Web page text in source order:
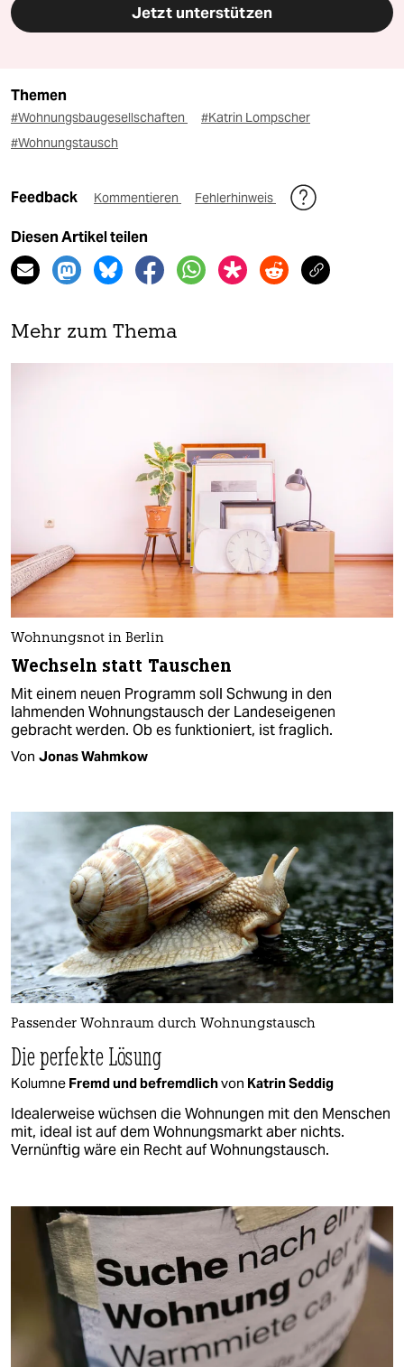
Jetzt unterstützen
Themen
#Wohnungsbaugesellschaften
#Katrin Lompscher
#Wohnungstausch
Feedback Kommentieren Fehlerhinweis
Diesen Artikel teilen
Mehr zum Thema
Wohnungsnot in Berlin
Wechseln statt Tauschen
Mit einem neuen Programm soll Schwung in den
lahmenden Wohnungstausch der Landeseigenen
gebracht werden. Ob es funktioniert, ist fraglich.
Von Jonas Wahmkow
Passender Wohnraum durch Wohnungstausch
Die perfekte Lösung
Kolumne Fremd und befremdlichvon Katrin Seddig
Idealerweise wüchsen die Wohnungen mit den Menschen
mit, ideal ist auf dem Wohnungsmarkt aber nichts.
Vernünftig wäre ein Recht auf Wohnungstausch.